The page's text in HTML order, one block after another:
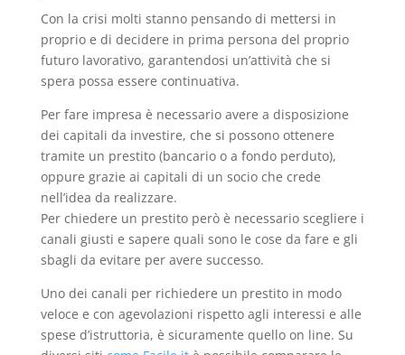
Con la crisi molti stanno pensando di mettersi in
proprio e di decidere in prima persona del proprio
futuro lavorativo, garantendosi un’attività che si
spera possa essere continuativa.
Per fare impresa è necessario avere a disposizione
dei capitali da investire, che si possono ottenere
tramite un prestito (bancario o a fondo perduto),
oppure grazie ai capitali di un socio che crede
nell’idea da realizzare.
Per chiedere un prestito però è necessario scegliere i
canali giusti e sapere quali sono le cose da fare e gli
sbagli da evitare per avere successo.
Uno dei canali per richiedere un prestito in modo
veloce e con agevolazioni rispetto agli interessi e alle
spese d’istruttoria, è sicuramente quello on line. Su